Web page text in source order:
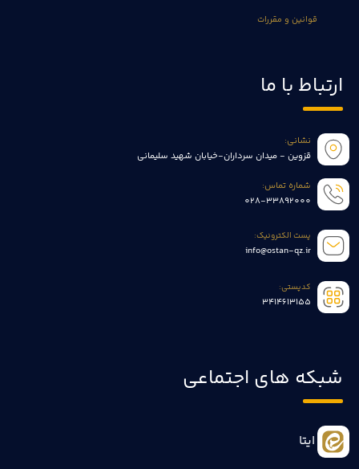
قوانین و مقررات
ارتباط با ما
نشانی:
قزوین - میدان سرداران-خیابان شهید سلیمانی
شماره تماس:
028-33892000
پست الکترونیک:
info@ostan-qz.ir
کدپستی:
3414613155
شبکه های اجتماعی
ایتا